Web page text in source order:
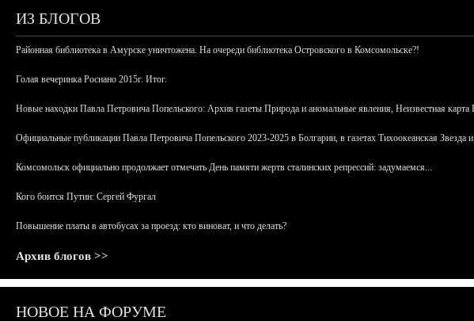
ИЗ БЛОГОВ
Районная библиотека в Амурске уничтожена. На очереди библиотека Островского в Комсомольске?!
Голая вечеринка Роснано 2015г. Итог.
Новые находки Павла Петровича Попельского: Архив газеты Природа и аномальные явления, Неизвестная
Официальные публикации Павла Петровича Попельского 2023-2025 в Болгарии, в газетах Тихоокеанская
Комсомольск официально продолжает отмечать День памяти жертв сталинских репрессий: задумаемся...
Кого боится Путин: Сергей Фургал
Повышение платы в автобусах за проезд: кто виноват, и что делать?
Архив блогов >>
НОВОЕ НА ФОРУМЕ